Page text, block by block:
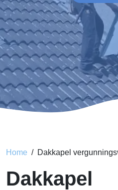
Home Dakkapel
Dakkapel